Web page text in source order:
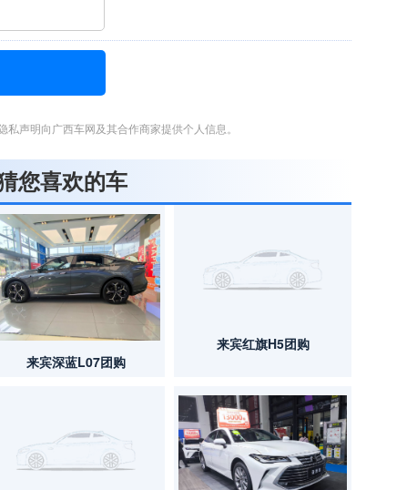
私声明向广西车网及其合作商家提供个人信息。
您喜欢的车
来宾深蓝L07团购
来宾红旗H5团购